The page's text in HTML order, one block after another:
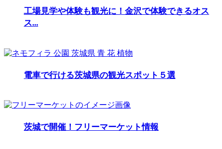
工場見学や体験も観光に！金沢で体験できるオス
ス...
電車で行ける茨城県の観光スポット５選
茨城で開催！フリーマーケット情報